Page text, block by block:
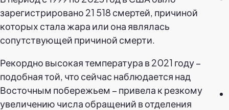
зарегистрировано 21 518 смертей, причиной
которых стала жара или она являлась
сопутствующей причиной смерти.
Рекордно высокая температура в 2021 году –
подобная той, что сейчас наблюдается над
Восточным побережьем – привела к резкому
увеличению числа обращений в отделения